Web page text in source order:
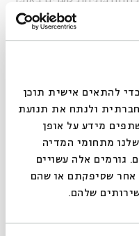
אנחנו משתמשים בקובצי Cookie כדי להתאים אישית תוכן
ולנתח את תנועת
מידע על אופן
מתחומי המדיה
גורמים אלה עשויים
אחר שסיפקתם או שהם
שלהם.
בהרבה רגעים אחרים
השוטפת, ההודיה עד
בעיניי. פעם אמרתי
מוכרח להיות אישה
צבי גרינברג לתאר רגעים
לחוות משהו מפתיחת
השראה.